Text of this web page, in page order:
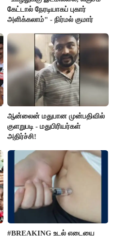
கேட்டால் நேரடியாகப் புகார்
அளிக்கலாம்" - நிர்மல் குமார்
ஆன்லைன் மதுபான முன்பதிவில்
குளறுபடி - மதுபிரியர்கள்
அதிர்ச்சி!
#BREAKING உடல் எடையை